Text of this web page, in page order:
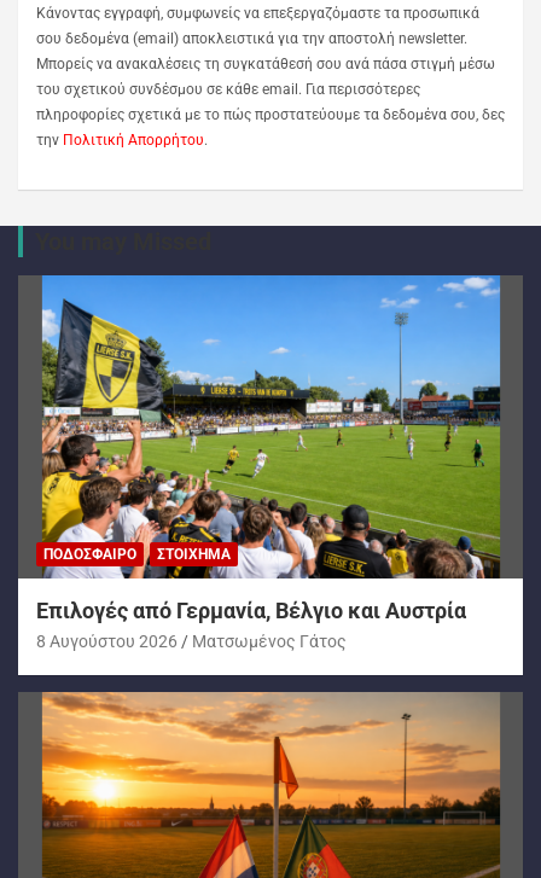
Κάνοντας εγγραφή, συμφωνείς να επεξεργαζόμαστε τα προσωπικά
σου δεδομένα (email) αποκλειστικά για την αποστολή newsletter.
Μπορείς να ανακαλέσεις τη συγκατάθεσή σου ανά πάσα στιγμή μέσω
του σχετικού συνδέσμου σε κάθε email. Για περισσότερες
πληροφορίες σχετικά με το πώς προστατεύουμε τα δεδομένα σου, δες
την Πολιτική Απορρήτου.
ΠΟΔΌΣΦΑΙΡΟ ΣΤΟΊΧΗΜΑ
Επιλογές από Γερμανία, Βέλγιο και Αυστρία
8 Αυγούστου 2026 Ματσωμένος Γάτος